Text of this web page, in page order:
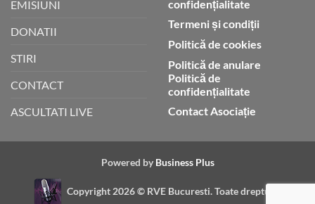
EMISIUNI
DONATII
STIRI
CONTACT
ASCULTATI LIVE
confidențialitate
Termeni și condiții
Politică de cookies
Politică de anulare
Politică de
confidențialitate
Contact Asociație
Powered by Business Plus
Copyright 2026 © RVE Bucuresti. Toate drepturile